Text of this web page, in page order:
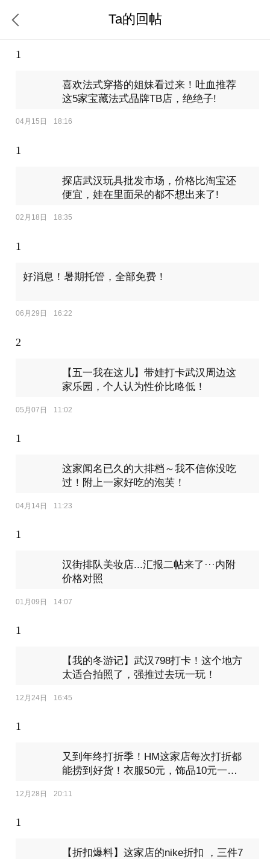
Ta的回帖
1
喜欢法式穿搭的姐妹看过来！吐血推荐
这5家宝藏法式品牌TB店，绝绝子!
04月15日 18:16
1
探店武汉玩具批发市场，价格比淘宝还
便宜，娃在里面呆的都不想出来了!
02月18日 18:35
1
好消息！暑期托管，全部免费！
06月29日 16:22
2
【五一我在这儿】带娃打卡武汉周边这
家乐园，个人认为性价比略低！
05月07日 11:02
1
这家闻名已久的大排档～我不信你没吃
过！附上一家好吃的泡芙！
04月14日 11:23
1
汉街排队美妆店...汇报二帖来了···内附
价格对照
01月09日 14:07
1
【我的冬游记】武汉798打卡！这个地方
太适合拍照了，强推过去玩一玩！
12月24日 16:45
1
又到年终打折季！HM这家店每次打折都
能捞到好货！衣服50元，饰品10元一大
12月28日 20:11
1
【折扣爆料】这家店的nike折扣 ，三件7